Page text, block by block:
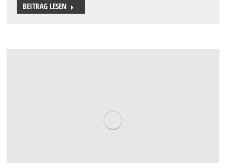
BEITRAG LESEN